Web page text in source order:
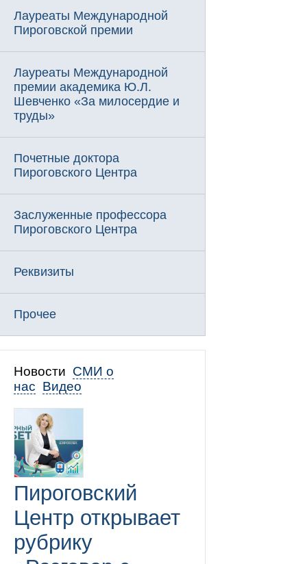
Лауреаты Международной
Пироговской премии
Лауреаты Международной
премии академика Ю.Л.
Шевченко «За милосердие и
труды»
Почетные доктора
Пироговского Центра
Заслуженные профессора
Пироговского Центра
Реквизиты
Прочее
Новости СМИ о
нас Видео
Пироговский
Центр открывает
рубрику